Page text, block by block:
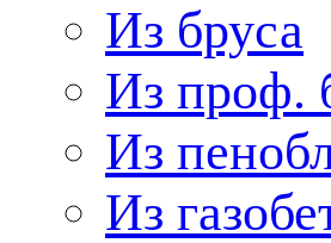
Из бруса
Из проф.
Из
Из